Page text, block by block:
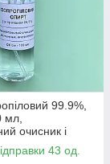
99.9%,
мл,
очисник і
43 од.